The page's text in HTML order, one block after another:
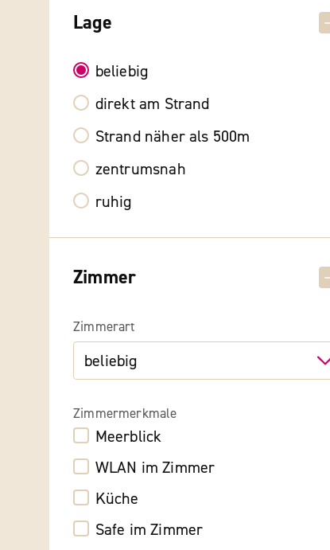
Lage
beliebig
direkt am Strand
Strand näher als 500m
zentrumsnah
ruhig
Zimmer
Zimmerart
Zimmermerkmale
Meerblick
WLAN im Zimmer
Küche
Safe im Zimmer